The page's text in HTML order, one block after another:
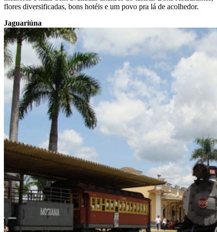
flores diversificadas, bons hotéis e um povo pra lá de acolhedor.
Jaguariúna